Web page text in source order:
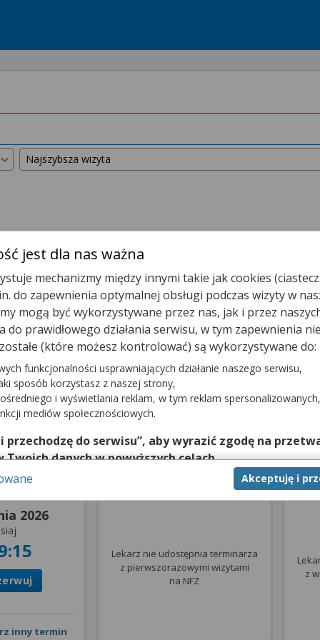
dla Ciebie porady zdalne!
zdalną od wizyty w gabinecie?
podczas której możesz otrzymać e‑Receptę,
oraz e‑Zwolnienie.
Poradnia Otolaryngologiczna
2026
inny termin
Lekarz nie udostępnia terminarza
z pierwszorazowymi wizytami
na NFZ
z
jest dla nas ważna
mechanizmy między innymi takie jak cookies
do zapewnienia optymalnej obsługi podczas wizyty w
mogą być wykorzystywane przez nas, jak i przez
do prawidłowego działania serwisu, w tym zapewnienia
(które możesz kontrolować) są wykorzystywane do:
funkcjonalności usprawniających działanie naszego serwisu,
sposób korzystasz z naszej strony,
i wyświetlania reklam, w tym reklam spersonalizowanych,
mediów społecznościowych.
do serwisu”, aby wyrazić zgodę na
danych w powyższych celach.
zgody jest dobrowolne, a wyrażoną zgodę możesz w
na przetwarzanie Twoich danych tylko w niektórych
lub chcesz przeprowadzić konfigurację szczegółową, to
zaawansowanych”.
wykorzystywania narzędzi zewnętrznych w naszym
Akceptuję i